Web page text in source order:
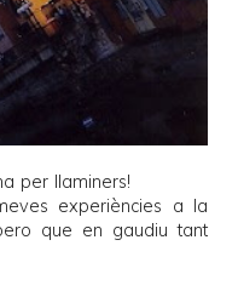
per llaminers!
experiències a la
que en gaudiu tant